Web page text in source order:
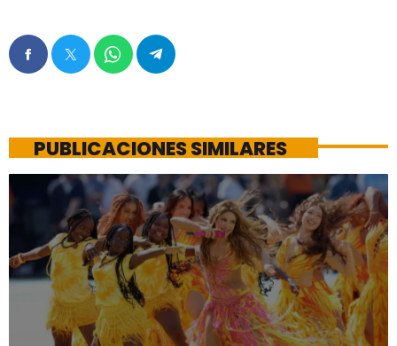
PUBLICACIONES SIMILARES